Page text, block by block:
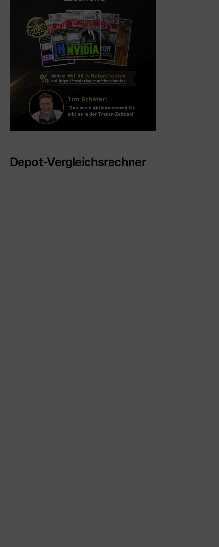
Depot-Vergleichsrechner